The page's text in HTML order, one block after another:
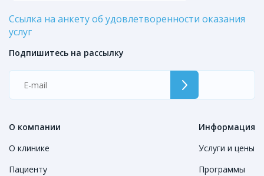
Ссылка на анкету об удовлетворенности оказания
услуг
О компании
О клинике
Пациенту
Информация
Услуги и цены
Программы
Подпишитесь на рассылку